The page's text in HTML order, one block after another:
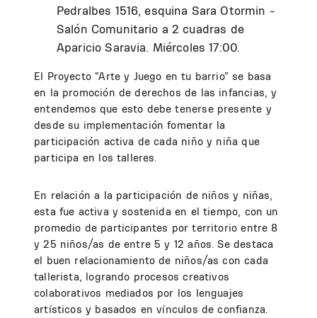
Pedralbes 1516, esquina Sara Otormin -
Salón Comunitario a 2 cuadras de
Aparicio Saravia. Miércoles 17:00.
El Proyecto “Arte y Juego en tu barrio” se basa
en la promoción de derechos de las infancias, y
entendemos que esto debe tenerse presente y
desde su implementación fomentar la
participación activa de cada niño y niña que
participa en los talleres.
En relación a la participación de niños y niñas,
esta fue activa y sostenida en el tiempo, con un
promedio de participantes por territorio entre 8
y 25 niños/as de entre 5 y 12 años. Se destaca
el buen relacionamiento de niños/as con cada
tallerista, logrando procesos creativos
colaborativos mediados por los lenguajes
artísticos y basados en vínculos de confianza.